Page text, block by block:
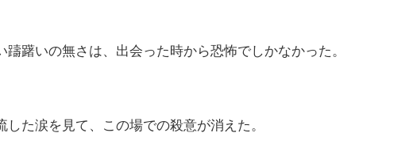
躇いの無さは、出会った時から恐怖でしかなかった。
した涙を見て、この場での殺意が消えた。